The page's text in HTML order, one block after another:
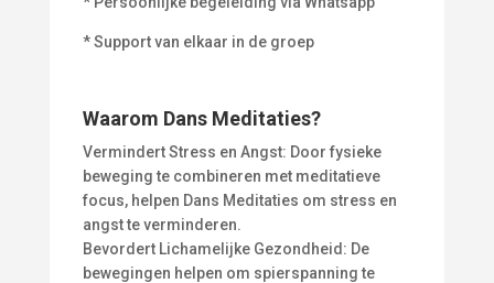
* Support van elkaar in de groep
Waarom Dans Meditaties?
Vermindert Stress en Angst: Door fysieke
beweging te combineren met meditatieve
focus, helpen Dans Meditaties om stress en
angst te verminderen.
Bevordert Lichamelijke Gezondheid: De
bewegingen helpen om spierspanning te